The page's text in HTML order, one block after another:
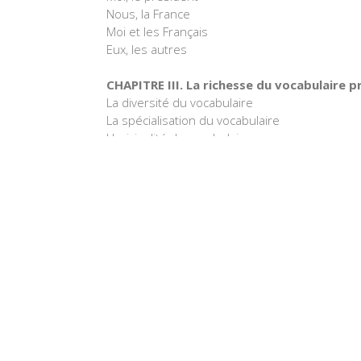
Nous, la France
Moi et les Français
Eux, les autres
CHAPITRE III. La richesse du vocabulaire
La diversité du vocabulaire
La spécialisation du vocabulaire
L'originalité du vocabulaire